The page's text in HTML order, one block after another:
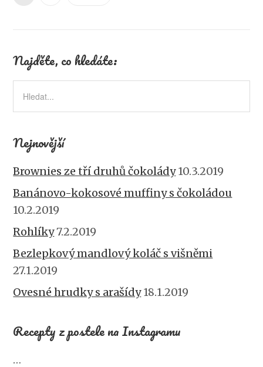
Najděte, co hledáte:
Nejnovější
Brownies ze tří druhů čokolády10.3.2019
Banánovo-kokosové muffiny s čokoládou
10.2.2019
Rohlíky7.2.2019
Bezlepkový mandlový koláč s višněmi
27.1.2019
Ovesné hrudky s arašídy18.1.2019
Recepty z postele na Instagramu
…